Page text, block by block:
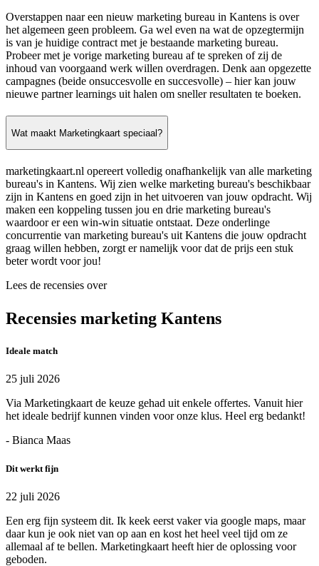
Overstappen naar een nieuw marketing bureau in Kantens is over
het algemeen geen probleem. Ga wel even na wat de opzegtermijn
is van je huidige contract met je bestaande marketing bureau.
Probeer met je vorige marketing bureau af te spreken of zij de
inhoud van voorgaand werk willen overdragen. Denk aan opgezette
campagnes (beide onsuccesvolle en succesvolle) – hier kan jouw
nieuwe partner learnings uit halen om sneller resultaten te boeken.
Wat maakt Marketingkaart speciaal?
marketingkaart.nl opereert volledig onafhankelijk van alle marketing
bureau's in Kantens. Wij zien welke marketing bureau's beschikbaar
zijn in Kantens en goed zijn in het uitvoeren van jouw opdracht. Wij
maken een koppeling tussen jou en drie marketing bureau's
waardoor er een win-win situatie ontstaat. Deze onderlinge
concurrentie van marketing bureau's uit Kantens die jouw opdracht
graag willen hebben, zorgt er namelijk voor dat de prijs een stuk
beter wordt voor jou!
Lees de recensies over
Recensies marketing Kantens
Ideale match
25 juli 2026
Via Marketingkaart de keuze gehad uit enkele offertes. Vanuit hier
het ideale bedrijf kunnen vinden voor onze klus. Heel erg bedankt!
- Bianca Maas
Dit werkt fijn
22 juli 2026
Een erg fijn systeem dit. Ik keek eerst vaker via google maps, maar
daar kun je ook niet van op aan en kost het heel veel tijd om ze
allemaal af te bellen. Marketingkaart heeft hier de oplossing voor
geboden.